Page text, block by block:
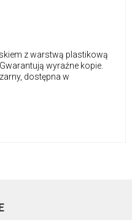
z warstwą plastikową
wyraźne kopie.
dostępna w